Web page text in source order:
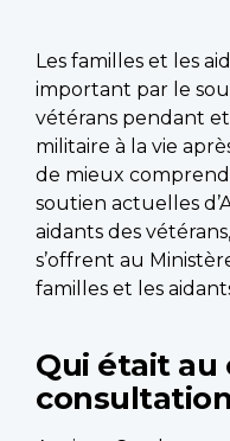
Les familles et les
important par le
vétérans pendant
militaire à la vie
de mieux
soutien actuelles
aidants des
s’offrent au
familles et les
Qui était
consultation